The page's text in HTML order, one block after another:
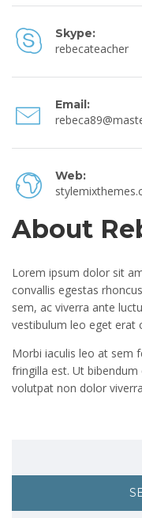
Skype:
rebecateacher
Email:
Web:
About
Lorem ipsum dolor sit
convallis egestas
sem, ac viverra ante
vestibulum leo eget erat
Morbi iaculis leo at sem
fringilla est. Ut
volutpat non dolor